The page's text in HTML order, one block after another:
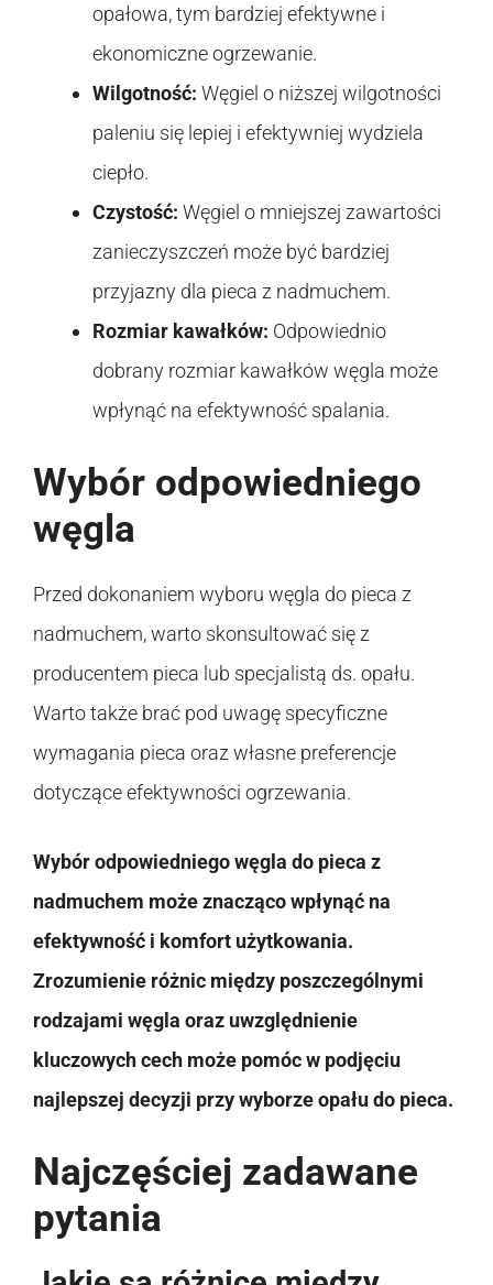
opałowa, tym bardziej efektywne i
ekonomiczne ogrzewanie.
Wilgotność: Węgiel o niższej wilgotności
paleniu się lepiej i efektywniej wydziela
ciepło.
Czystość: Węgiel o mniejszej zawartości
zanieczyszczeń może być bardziej
przyjazny dla pieca z nadmuchem.
Rozmiar kawałków: Odpowiednio
dobrany rozmiar kawałków węgla może
wpłynąć na efektywność spalania.
Wybór odpowiedniego
węgla
Przed dokonaniem wyboru węgla do pieca z
nadmuchem, warto skonsultować się z
producentem pieca lub specjalistą ds. opału.
Warto także brać pod uwagę specyficzne
wymagania pieca oraz własne preferencje
dotyczące efektywności ogrzewania.
Wybór odpowiedniego węgla do pieca z
nadmuchem może znacząco wpłynąć na
efektywność i komfort użytkowania.
Zrozumienie różnic między poszczególnymi
rodzajami węgla oraz uwzględnienie
kluczowych cech może pomóc w podjęciu
najlepszej decyzji przy wyborze opału do pieca.
Najczęściej zadawane
pytania